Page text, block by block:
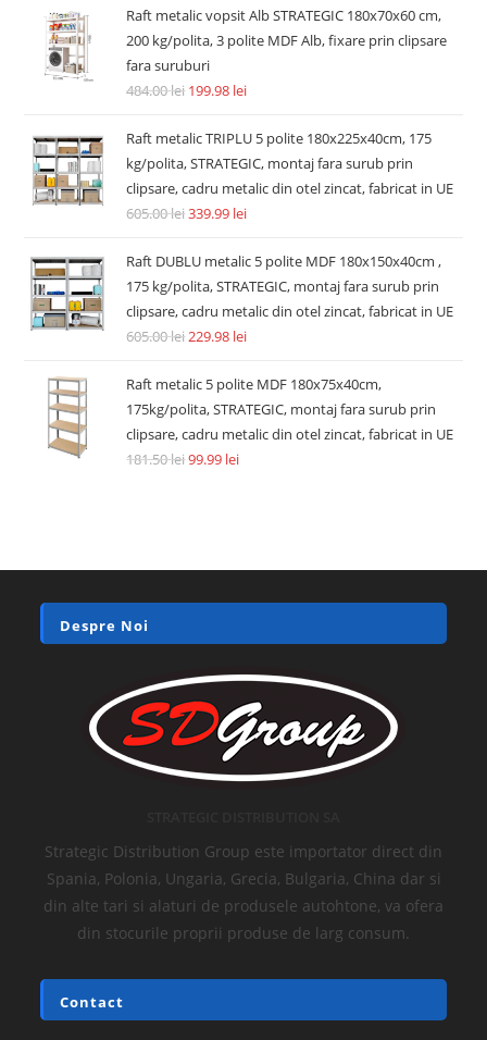
Raft metalic vopsit Alb STRATEGIC 180x70x60 cm,
200 kg/polita, 3 polite MDF Alb, fixare prin clipsare
fara suruburi
484.00lei 199.98 lei
Raft metalic TRIPLU 5 polite 180x225x40cm, 175
kg/polita, STRATEGIC, montaj fara surub prin
clipsare, cadru metalic din otel zincat, fabricat in UE
605.00lei339.99 lei
Raft DUBLU metalic 5 polite MDF 180x150x40cm ,
175 kg/polita, STRATEGIC, montaj fara surub prin
clipsare, cadru metalic din otel zincat, fabricat in UE
605.00lei229.98 lei
Raft metalic 5 polite MDF 180x75x40cm,
175kg/polita, STRATEGIC, montaj fara surub prin
clipsare, cadru metalic din otel zincat, fabricat in UE
181.50lei99.99 lei
Despre Noi
Strategic Distribution Group este importator direct din
Spania, Polonia, Ungaria, Grecia, Bulgaria, China dar si
din alte tari si alaturi de produsele autohtone, va ofera
din stocurile proprii produse de larg consum.
Contact